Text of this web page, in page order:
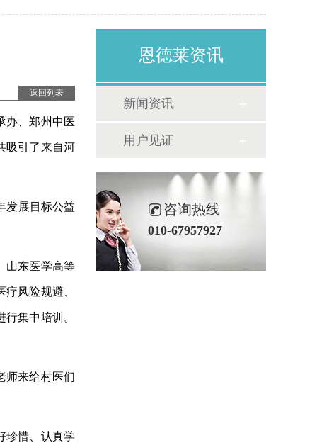
返回列表
办、郑州中医
吸引了来自河
发展目标公益
山东医学高等
风险规避、
集中培训。
师来给村医们
珍惜、认真学
恩德莱资讯
新闻资讯
用户见证
咨询热线
010-67957927